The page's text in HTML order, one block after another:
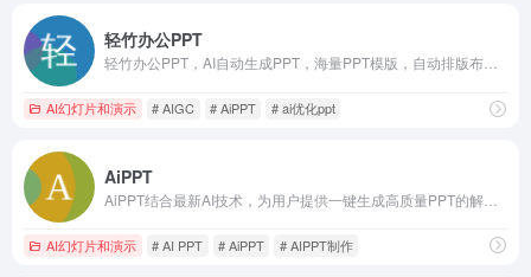
轻竹办公PPT
AI幻灯片和演示 # AIGC # AiPPT # ai优化ppt
AiPPT
AI幻灯片和演示 # AI PPT # AiPPT # AIPPT制作